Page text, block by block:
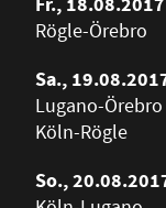
Rögle-Örebro
Sa.,
Lugano-Örebro
Köln-Rögle
So.,